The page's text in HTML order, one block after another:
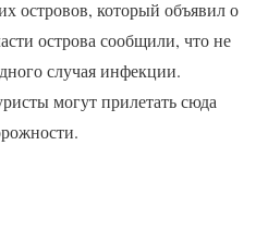
островов, который объявил о
острова сообщили, что не
случая инфекции.
могут прилетать сюда